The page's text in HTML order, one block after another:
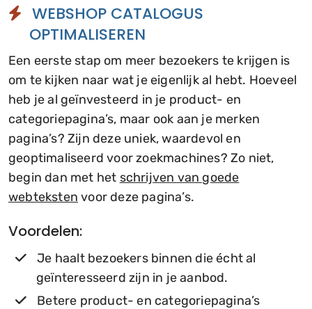
WEBSHOP CATALOGUS
OPTIMALISEREN
Een eerste stap om meer bezoekers te krijgen is
om te kijken naar wat je eigenlijk al hebt. Hoeveel
heb je al geïnvesteerd in je product- en
categoriepagina’s, maar ook aan je merken
pagina’s? Zijn deze uniek, waardevol en
geoptimaliseerd voor zoekmachines? Zo niet,
begin dan met het schrijven van goede
webteksten voor deze pagina’s.
Voordelen:
Je haalt bezoekers binnen die écht al
geïnteresseerd zijn in je aanbod.
Betere product- en categoriepagina’s